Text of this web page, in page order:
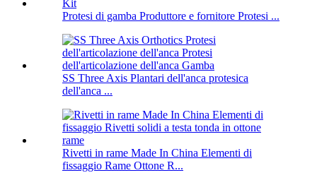
Protesi di gamba Produttore e fornitore Protesi ...
SS Three Axis Plantari dell'anca protesica
dell'anca ...
Rivetti in rame Made In China Elementi di
fissaggio Rame Ottone R...